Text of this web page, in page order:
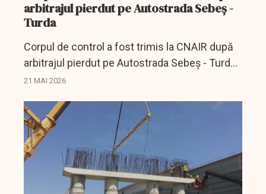
arbitrajul pierdut pe Autostrada Sebeș -
Turda
Corpul de control a fost trimis la CNAIR după
arbitrajul pierdut pe Autostrada Sebeș - Turda,
unde compania ar putea plăti peste 340
21 MAI 2026